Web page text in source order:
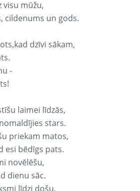
visu mūžu,
cildenums un gods.
dzīvi sākam,
-
laimei līdzās,
stars.
priekam matos,
esi bēdīgs pats.
novēlēšu,
dienu sāc.
līdzi došu,